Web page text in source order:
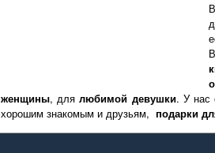
женщины, длялюбимой девушки. У нас
хорошим знакомым и друзьям, подарки